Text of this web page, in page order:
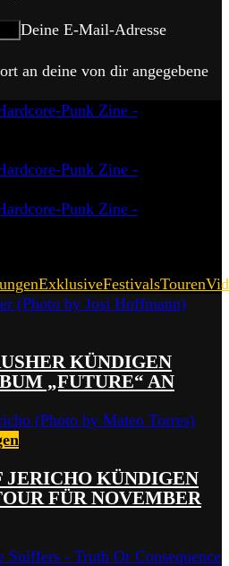
Deine E-Mail-Adresse
an deine von dir angegebene
ExklusiveFestivalsTouren
KÜNDIGEN
„FUTURE“ AN
JERICHO KÜNDIGEN
FÜR NOVEMBER